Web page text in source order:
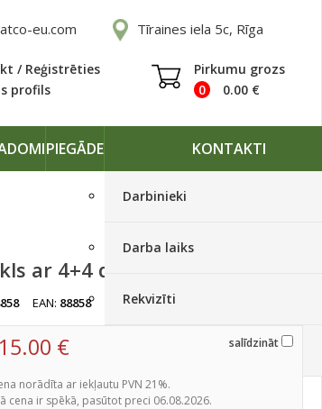
eu.com Tīraines iela 5c, Rīga
/ Reģistrēties
profils
Pirkumu grozs
0
0.00 €
PIEGĀDE KONTAKTI
Darbinieki
Darba laiks
Rekvizīti
ar 4+4 druku (Vīriešu)
EAN: 88858
salīdzināt
15.00 €
norādīta ar iekļautu PVN 21%.
cena ir spēkā, pasūtot preci 06.08.2026.